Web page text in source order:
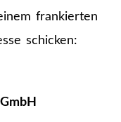
frankierten
schicken: